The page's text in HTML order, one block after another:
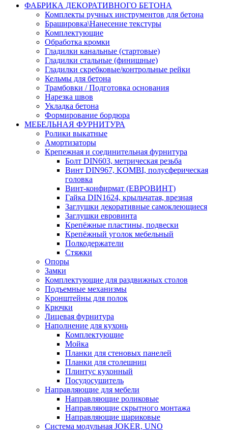
ФАБРИКА ДЕКОРАТИВНОГО БЕТОНА
Комплекты ручных инструментов для бетона
Брашировка\Нанесение текстуры
Комплектующие
Обработка кромки
Гладилки канальные (стартовые)
Гладилки стальные (финишные)
Гладилки скребковые/контрольные рейки
Кельмы для бетона
Трамбовки / Подготовка основания
Нарезка швов
Укладка бетона
Формирование бордюра
МЕБЕЛЬНАЯ ФУРНИТУРА
Ролики выкатные
Амортизаторы
Крепежная и соединительная фурнитура
Болт DIN603, метрическая резьба
Винт DIN967, KOMBI, полусферическая
головка
Винт-конфирмат (ЕВРОВИНТ)
Гайка DIN1624, крыльчатая, врезная
Заглушки декоративные самоклеющиеся
Заглушки евровинта
Крепёжные пластины, подвески
Крепёжный уголок мебельный
Полкодержатели
Стяжки
Опоры
Замки
Комплектующие для раздвижных столов
Подъемные механизмы
Кронштейны для полок
Крючки
Лицевая фурнитура
Наполнение для кухонь
Комплектующие
Мойка
Планки для стеновых панелей
Планки для столешниц
Плинтус кухонный
Посудосушитель
Направляющие для мебели
Направляющие роликовые
Направляющие скрытного монтажа
Направляющие шариковые
Система модульная JOKER, UNO